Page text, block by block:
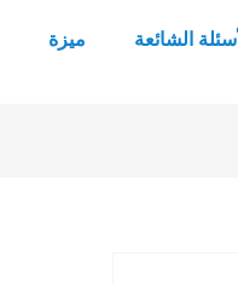
ميزة الشائعة